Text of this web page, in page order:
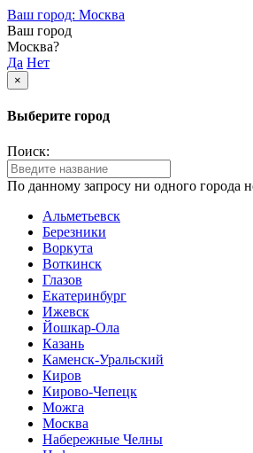
Ваш город: Москва
Ваш город
Москва?
Да Нет
×
Выберите город
Поиск:
По данному запросу ни одного города
Альметьевск
Березники
Воркута
Воткинск
Глазов
Екатеринбург
Ижевск
Йошкар-Ола
Казань
Каменск-Уральский
Киров
Кирово-Чепецк
Можга
Москва
Набережные Челны